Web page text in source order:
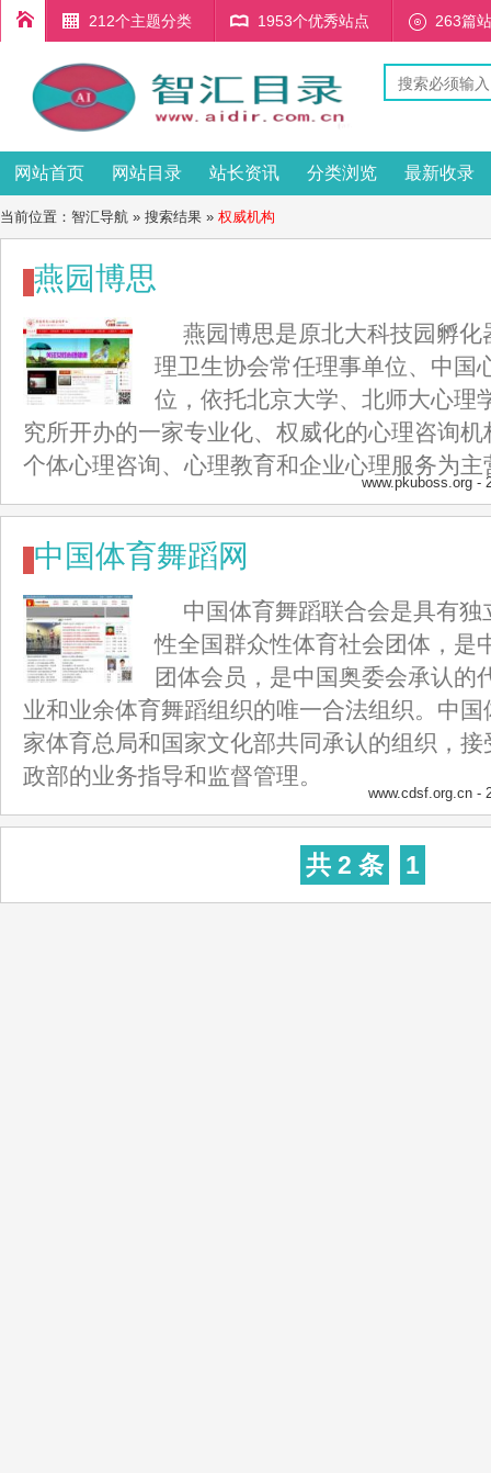
212个主题分类 1953个优秀站点 263篇
网站首页 网站目录 站长资讯 分类浏览 最新收录
当前位置： 智汇导航 » 搜索结果 » 权威机构
燕园博思
燕园博思是原北大科技园孵
理卫生协会常任理事单位、中国
位，依托北京大学、北师大心理
究所开办的一家专业化、权威化的心理咨询
个体心理咨询、心理教育和企业心理服务为主
www.pkuboss.org -
中国体育舞蹈网
中国体育舞蹈联合会是具有
性全国群众性体育社会团体，是
团体会员，是中国奥委会承认的
业和业余体育舞蹈组织的唯一合法组织。中
家体育总局和国家文化部共同承认的组织，
政部的业务指导和监督管理。
www.cdsf.org.cn -
共 2 条 1